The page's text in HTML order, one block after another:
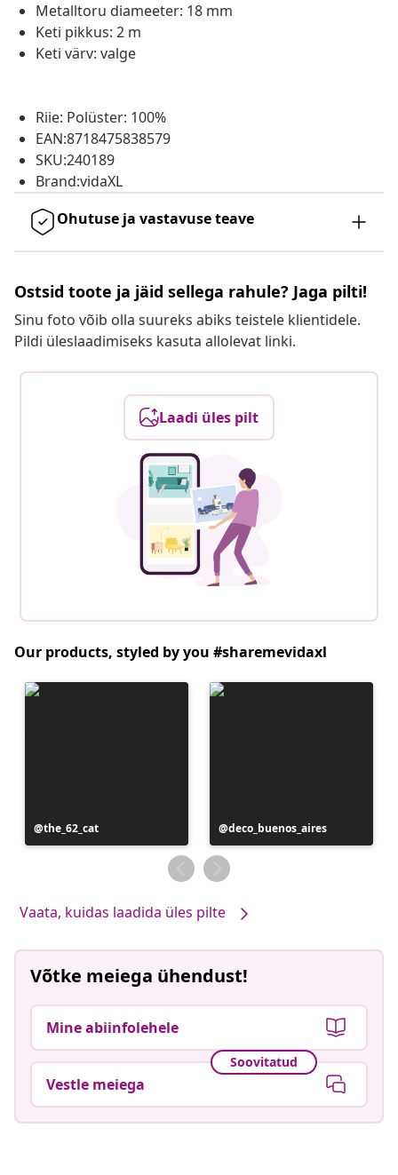
Metalltoru diameeter: 18 mm
Keti pikkus: 2 m
Keti värv: valge
Riie: Polüster: 100%
EAN:8718475838579
SKU:240189
Brand:vidaXL
Ohutuse ja vastavuse teave
Ostsid toote ja jäid sellega rahule? Jaga pilti!
Sinu foto võib olla suureks abiks teistele klientidele.
Pildi üleslaadimiseks kasuta allolevat linki.
Laadi üles pilt
Our products, styled by you #sharemevidaxl
Postitus
avaldatud
the_62_cat
Postitus
avaldatud
deco_buenos_aires
Vaata, kuidas laadida üles pilte
Võtke meiega ühendust!
Mine abiinfolehele
Soovitatud
Vestle meiega